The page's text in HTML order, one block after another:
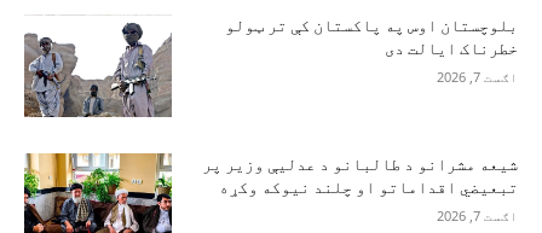
بلوچستان اوس په پاکستان کې تر ټولو
خطرناک ایالت دی
اګست 7, 2026
شیعه مشرانو د طالبانو د عدلیې وزیر پر
تبعیضي اقداماتو او چلند نیوکه وکړه
اګست 7, 2026